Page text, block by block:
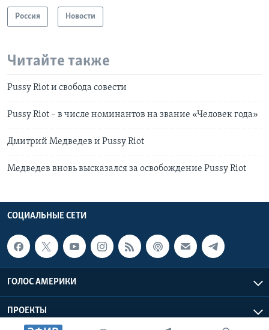
Россия Новости
Читайте также
Pussy Riot и свобода совести
Pussy Riot – в числе номинантов на звание «Человек года»
Дмитрий Медведев и Pussy Riot
Медведев вновь высказался за освобождение Pussy Riot
СОЦИАЛЬНЫЕ СЕТИ
ГОЛОС АМЕРИКИ
ПРОЕКТЫ